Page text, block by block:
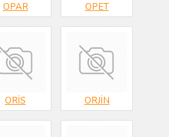
OPAR OPET
ORİS ORJİN